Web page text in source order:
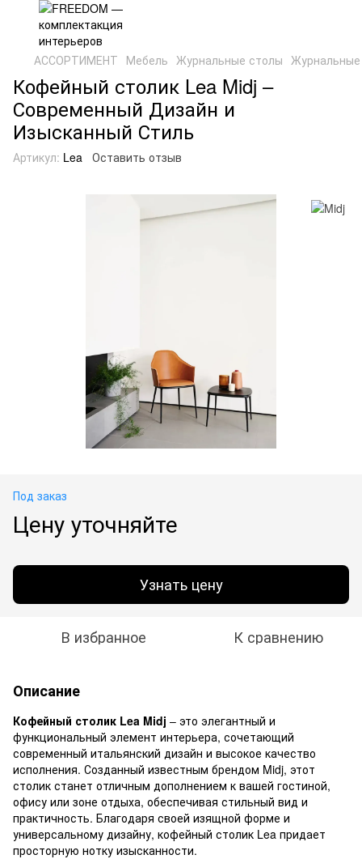
АССОРТИМЕНТ Мебель Журнальные столы
Кофейный столик Lea Midj –
Современный Дизайн и
Изысканный Стиль
Артикул: Lea Оставить отзыв
Под заказ
Цену уточняйте
Узнать цену
В избранное К сравнению
Описание
Кофейный столик Lea Midj – это элегантный и
функциональный элемент интерьера, сочетающий
современный итальянский дизайн и высокое качество
исполнения. Созданный известным брендом Midj, этот
столик станет отличным дополнением к вашей гостиной,
офису или зоне отдыха, обеспечивая стильный вид и
практичность. Благодаря своей изящной форме и
универсальному дизайну, кофейный столик Lea придает
просторную нотку изысканности.